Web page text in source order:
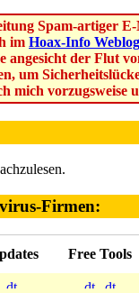
Spam-artiger
im Hoax-Info Weblog
der Flut
um
mich vorzugsweise
Firmen:
Free Tools